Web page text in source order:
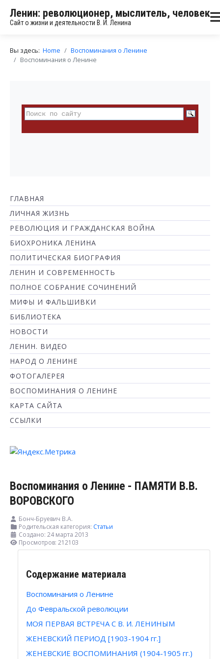
Ленин: революционер, мыслитель, человек
Сайт о жизни и деятельности В. И. Ленина
Вы здесь: Home
Воспоминания о Ленине
Воспоминания о Ленине
ГЛАВНАЯ
ЛИЧНАЯ ЖИЗНЬ
РЕВОЛЮЦИЯ И ГРАЖДАНСКАЯ ВОЙНА
БИОХРОНИКА ЛЕНИНА
ПОЛИТИЧЕСКАЯ БИОГРАФИЯ
ЛЕНИН И СОВРЕМЕННОСТЬ
ПОЛНОЕ СОБРАНИЕ СОЧИНЕНИЙ
МИФЫ И ФАЛЬШИВКИ
БИБЛИОТЕКА
НОВОСТИ
ЛЕНИН. ВИДЕО
НАРОД О ЛЕНИНЕ
ФОТОГАЛЕРЕЯ
ВОСПОМИНАНИЯ О ЛЕНИНЕ
КАРТА САЙТА
ССЫЛКИ
Воспоминания о Ленине - ПАМЯТИ В.В.
ВОРОВСКОГО
Бонч-Бруевич В.А.
Родительская категория: Статьи
Создано: 24 марта 2013
Просмотров: 212103
Содержание материала
Воспоминания о Ленине
До Февральской революции
МОЯ ПЕРВАЯ ВСТРЕЧА С В. И. ЛЕНИНЫМ
ЖЕНЕВСКИЙ ПЕРИОД [1903-1904 гг.]
ЖЕНЕВСКИЕ ВОСПОМИНАНИЯ (1904-1905 гг.)